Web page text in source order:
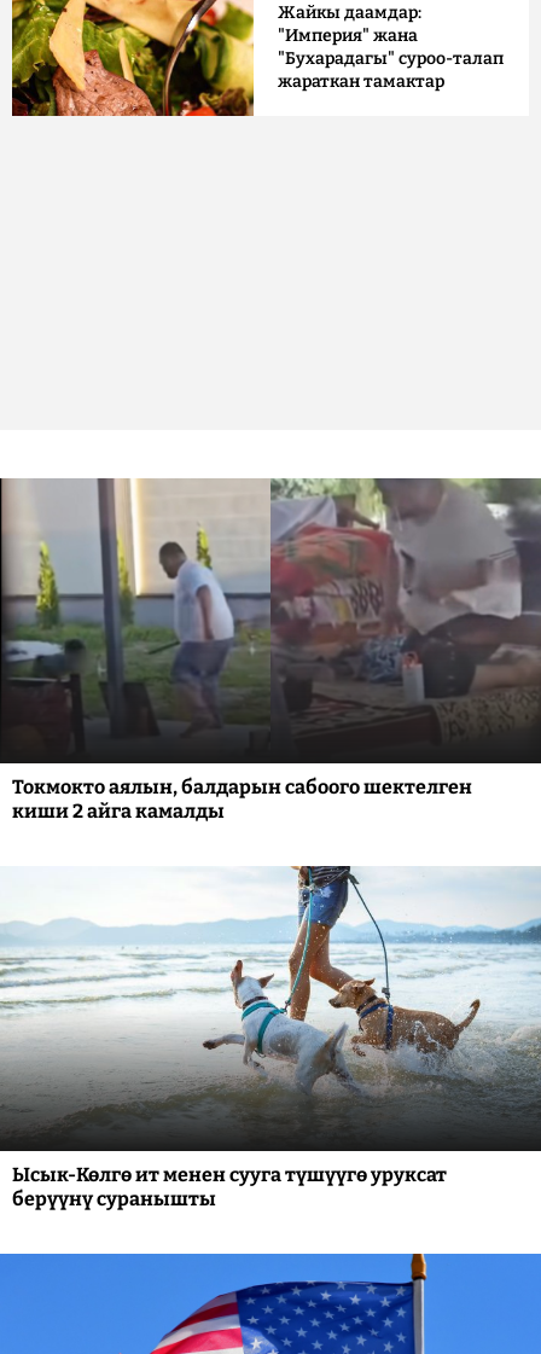
Жайкы даамдар:
"Империя" жана
"Бухарадагы" суроо-талап
жараткан тамактар
Токмокто аялын, балдарын сабоого шектелген
киши 2 айга камалды
Ысык-Көлгө ит менен сууга түшүүгө уруксат
берүүнү суранышты